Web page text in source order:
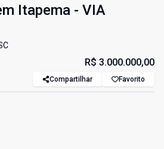
Itapema - VIA
R$ 3.000.000,00
Compartilhar Favorito